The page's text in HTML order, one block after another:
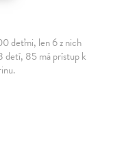
deťmi, len 6 z nich
detí, 85 má prístup k